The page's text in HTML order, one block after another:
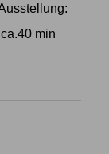
min